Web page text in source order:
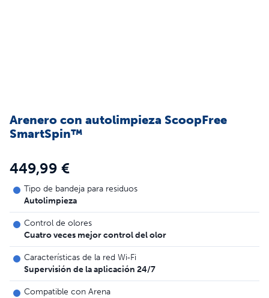
Arenero con autolimpieza ScoopFree
SmartSpin™
449,99 €
Tipo de bandeja para residuos
Autolimpieza
Control de olores
Cuatro veces mejor control del olor
Características de la red Wi‑Fi
Supervisión de la aplicación 24/7
Compatible con Arena